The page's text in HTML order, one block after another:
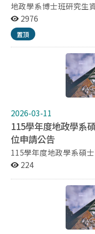
地政學系博士班研究生資格考申
學日起至休學截止日前
間，隨到隨辦，請考生務必
交文件 申請單（如下頁附件）。 成績單正本乙份(須於申
請前一學期已完全修畢
請確定申請前已完成論
遴聘校內、校外各一位
題為原則；校外命題委
遴聘之。 資格考試由校內外委員命題兩卷，滿分一百分，
每卷五十分，以兩題各
委員詳述之。 資格考筆試以七十分為及格，不及格者，於
次學期始得申請重考。 資格考試成績請申請人向系辦個別
查詢，不另行公告。
2976
置頂
2026-03-11
115學年度地政學系
位申請公告
115學年度地政學系碩
公告 【地政系公告】 主旨：地政學系辦理114學年度碩士
學），自即日起至115
截止，逾期恕不受理。 說明： 一、依據「國立政治大學
地政學系碩士班研究生
二、申請日期：自即日
午12：00截止申請。 三、申請資料： 1. 地政系碩士班逕
224